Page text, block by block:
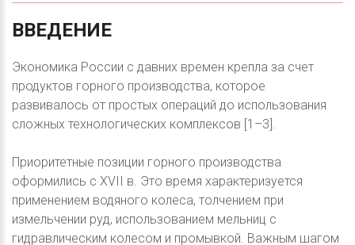
ВВЕДЕНИЕ
Экономика России с давних времен крепла за счет
продуктов горного производства, которое
развивалось от простых операций до использования
сложных технологических комплексов [1–3].
Приоритетные позиции горного производства
оформились с XVII в. Это время характеризуется
применением водяного колеса, толчением при
измельчении руд, использованием мельниц с
гидравлическим колесом и промывкой. Важным шагом